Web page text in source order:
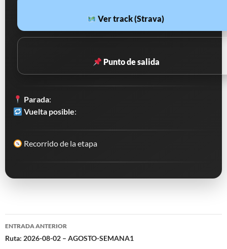
Ver track (Strava)
Punto de salida
Parada:
Vuelta posible:
Recorrido de la etapa
Navegación
de
ENTRADA ANTERIOR
Ruta: 2026-08-02 – AGOSTO-SEMANA1